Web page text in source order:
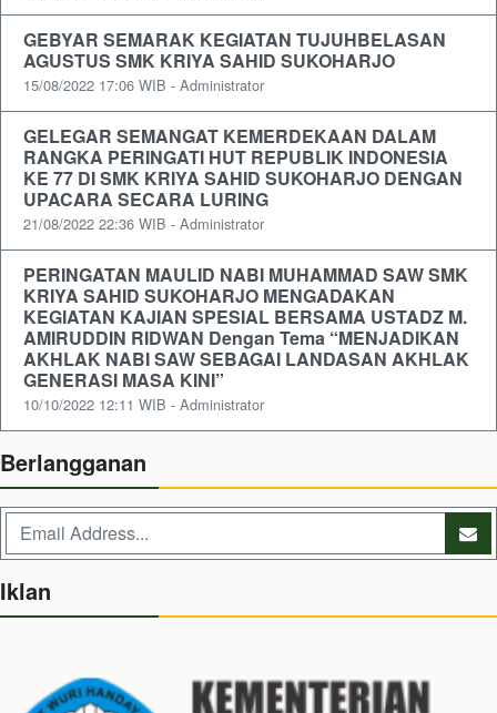
GEBYAR SEMARAK KEGIATAN TUJUHBELASAN
AGUSTUS SMK KRIYA SAHID SUKOHARJO
15/08/2022 17:06 WIB - Administrator
GELEGAR SEMANGAT KEMERDEKAAN DALAM
RANGKA PERINGATI HUT REPUBLIK INDONESIA
KE 77 DI SMK KRIYA SAHID SUKOHARJO DENGAN
UPACARA SECARA LURING
21/08/2022 22:36 WIB - Administrator
PERINGATAN MAULID NABI MUHAMMAD SAW SMK
KRIYA SAHID SUKOHARJO MENGADAKAN
KEGIATAN KAJIAN SPESIAL BERSAMA USTADZ M.
AMIRUDDIN RIDWAN Dengan Tema “MENJADIKAN
AKHLAK NABI SAW SEBAGAI LANDASAN AKHLAK
GENERASI MASA KINI”
10/10/2022 12:11 WIB - Administrator
Berlangganan
Iklan